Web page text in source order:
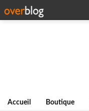
Accueil Boutique